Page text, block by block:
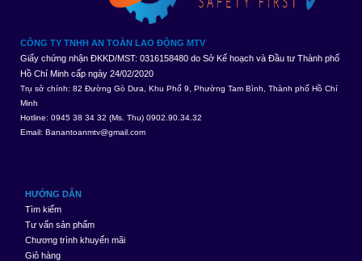
CÔNG TY TNHH AN TOÀN LAO ĐỘNG MTV
Giấy chứng nhận ĐKKD/MST: 0316158480 do Sở Kế hoạch và Đầu tư Thành phố
Hồ Chí Minh cấp ngày 24/02/2020
Trụ sở chính: 82 Đường Gò Dưa, Khu Phố 9, Phường Tam Bình, Thành phố Hồ Chí
Minh
Hotline: 0945 38 34 32 (Ms. Thu) 0902.90.34.32
Email: Banantoanmtv@gmail.com
HƯỚNG DẪN
Tìm kiếm
Tư vấn sản phẩm
Chương trình khuyến mãi
Giỏ hàng